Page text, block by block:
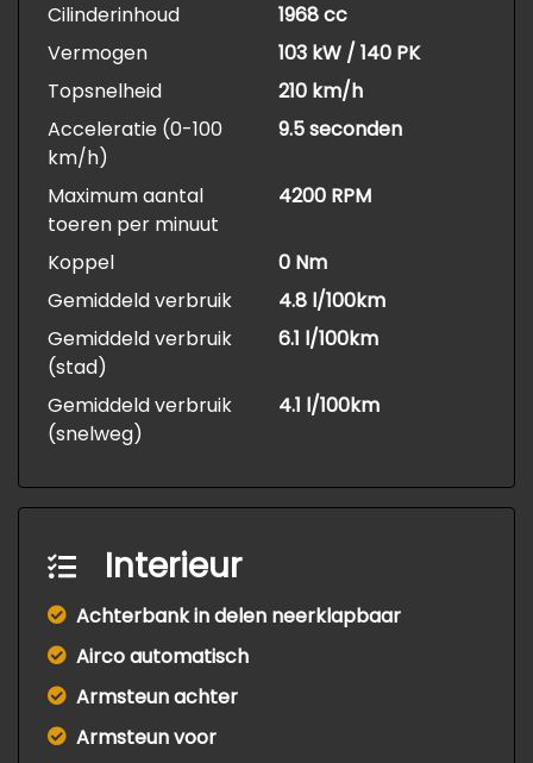
Cilinderinhoud
1968 cc
Vermogen
103 kW / 140 PK
Topsnelheid
210 km/h
Acceleratie (0-100
km/h)
9.5 seconden
Maximum aantal
toeren per minuut
4200 RPM
Koppel
0 Nm
Gemiddeld verbruik
4.8 l/100km
Gemiddeld verbruik
(stad)
6.1 l/100km
Gemiddeld verbruik
(snelweg)
4.1 l/100km
Interieur
Achterbank in delen neerklapbaar
Airco automatisch
Armsteun achter
Armsteun voor